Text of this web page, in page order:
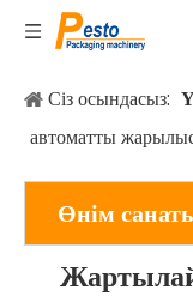
Сіз осындасыз:
автоматты
Өнім